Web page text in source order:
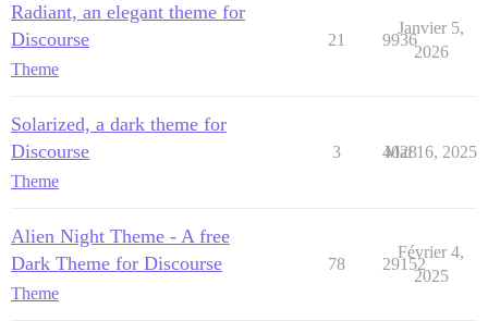
Radiant, an elegant theme for
Discourse
Theme
21 9936
Janvier 5,
2026
Solarized, a dark theme for
Discourse
Theme
3 4028
Mai 16, 2025
Alien Night Theme - A free
Dark Theme for Discourse
Theme
78 29152
Février 4,
2025